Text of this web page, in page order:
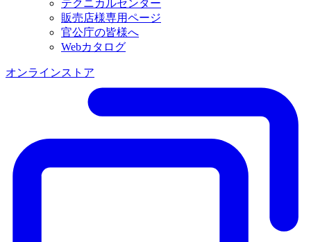
テクニカルセンター
販売店様専用ページ
官公庁の皆様へ
Webカタログ
オンラインストア